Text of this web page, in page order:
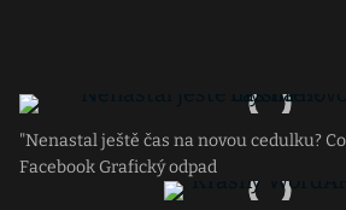
"Nenastal ještě čas na novou cedulku?
Facebook Grafický odpad